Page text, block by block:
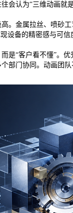
会认为“三维动画就
。金属拉丝、喷砂
设备的精密感与可信
是“客户看不懂”。
部门协同。动画团